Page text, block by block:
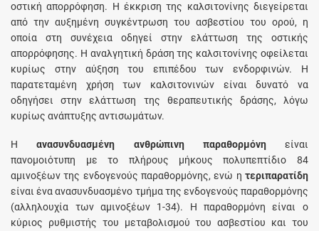
οστική απορρόφηση. H έκκριση της καλσιτονίνης διεγείρεται
από την αυξημένη συγκέντρωση του ασβεστίου του ορού, η
οποία στη συνέχεια οδηγεί στην ελάττωση της οστικής
απορρόφησης. H αναλγητική δράση της καλσιτονίνης οφείλεται
κυρίως στην αύξηση του επιπέδου των ενδορφινών. H
παρατεταμένη χρήση των καλσιτονινών είναι δυνατό να
οδηγήσει στην ελάττωση της θεραπευτικής δράσης, λόγω
κυρίως ανάπτυξης αντισωμάτων.
Ηανασυνδυασμένη ανθρώπινη παραθορμόνηείναι
πανοµοιότυπη µε το πλήρους µήκους πολυπεπτίδιο 84
αµινοξέων της ενδογενούς παραθορμόνης, ενώ η τεριπαρατίδη
είναι ένα ανασυνδυασμένο τμήμα της ενδογενούς παραθορμόνης
(αλληλουχία των αμινοξέων 1-34). Η παραθορμόνη είναι ο
κύριος ρυθμιστής του μεταβολισμού του ασβεστίου και του